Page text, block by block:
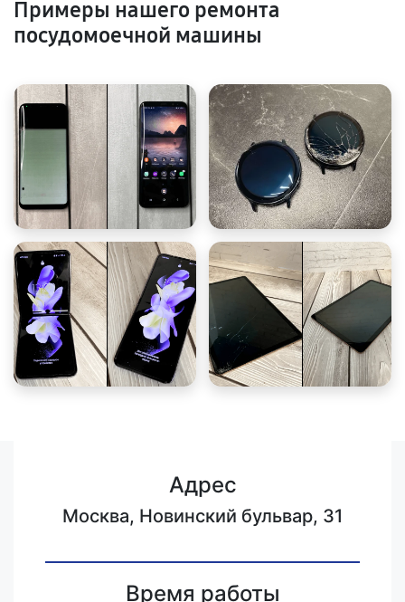
Примеры нашего ремонта
посудомоечной машины
Адрес
Москва, Новинский бульвар, 31
Время работы